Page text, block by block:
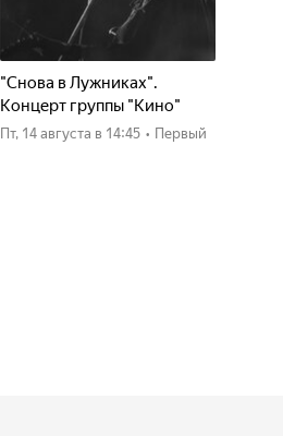
"Снова в Лужниках".
Концерт группы "Кино"
пт, 14 августа в 14:45 • Первый